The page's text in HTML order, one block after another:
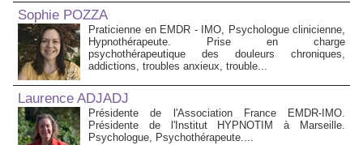
Sophie POZZA
Praticienne en EMDR - IMO, Psychologue clinicienne,
Hypnothérapeute. Prise en charge
psychothérapeutique des douleurs chroniques,
addictions, troubles anxieux, trouble...
Laurence ADJADJ
Présidente de l'Association France EMDR-IMO.
Présidente de l'Institut HYPNOTIM à Marseille.
Psychologue, Psychothérapeute....